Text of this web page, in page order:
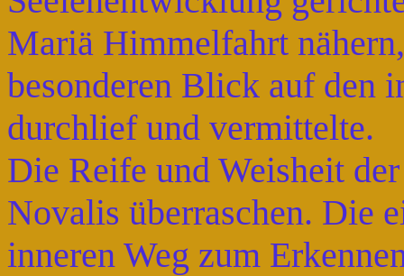
Mariä Himmelfahrt
besonderen Blick auf den
durchlief und vermittelte.
Die Reife und Weisheit
Novalis überraschen. Die
inneren Weg zum